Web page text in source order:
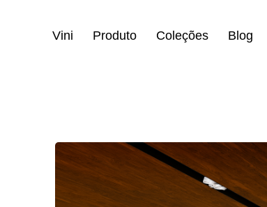
Vini Produto Coleções Blog